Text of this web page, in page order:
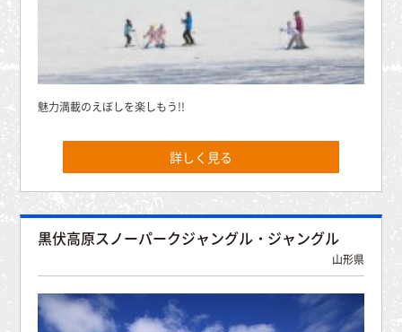
魅力満載のえぼしを楽しもう!!
詳しく見る
黒伏高原スノーパークジャングル・ジャングル
山形県